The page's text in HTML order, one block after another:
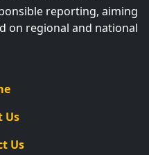
reporting, aiming
on regional and national
Us
Us